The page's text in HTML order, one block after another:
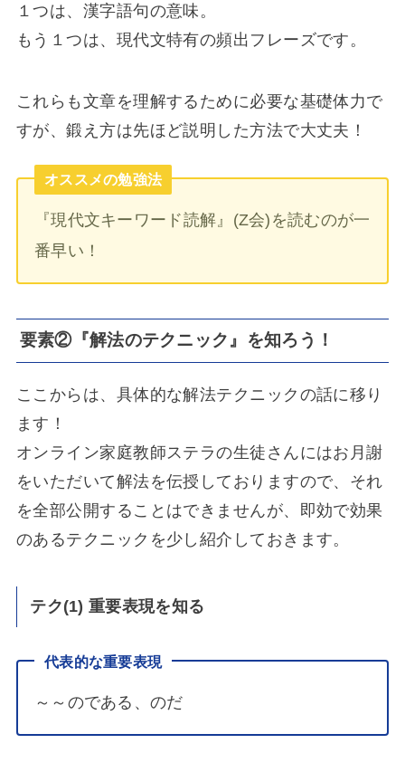
１つは、漢字語句の意味。
もう１つは、現代文特有の頻出フレーズです。
これらも文章を理解するために必要な基礎体力で
すが、鍛え方は先ほど説明した方法で大丈夫！
オススメの勉強法
『現代文キーワード読解』(Z会)を読むのが一
番早い！
要素②『解法のテクニック』を知ろう！
ここからは、具体的な解法テクニックの話に移り
ます！
オンライン家庭教師ステラの生徒さんにはお月謝
をいただいて解法を伝授しておりますので、それ
を全部公開することはできませんが、即効で効果
のあるテクニックを少し紹介しておきます。
テク(1) 重要表現を知る
代表的な重要表現
～～のである、のだ